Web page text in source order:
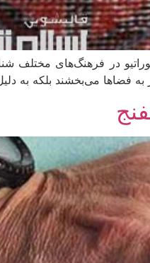
در فرهنگ‌های مختلف
فضاها می‌بخشند بلکه به